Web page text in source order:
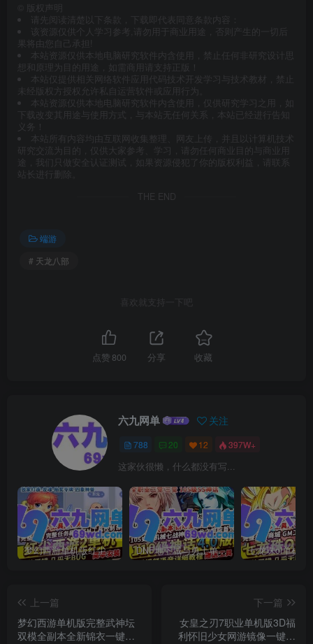
版权声明
请先阅读清楚以下条款，下载即代表同意条款内容：
该资源仅供个人学习参考,请勿用于商业用途，否则产生的一切后
果将由您自己承担!
本站资源仅供本地电脑研究软件内含使用，禁止任何非研究设计思
想和原理为目的用途，如需商用请支持正版！
本站仅提供相关网络软件应用代码技术开发学习与技术教材，禁止
未经版权方授权允许私自运营软件或应用行为。
本站资源仅供本地电脑研究软件内含使用，仅供研究学习之用，如
下载改变其用途与使用方式，与本站无任何关系，本站已经进行告知
义务！
本站所有内容均由互联网收集整理、网友上传，并且以计算机技术
研究交流为目的，仅供大家参考、学习，请勿任何商业目的与商业用
途，我们只做安全认证测试，如果资源侵犯了你的版权利益，请联系
站长进行删除。
THE END
端游
# 天龙八部
喜欢就支持一下吧
点赞 800 分享 收藏
六九网单 关注
788 20 12 397W+
这家伙很懒，什么都没有写...
梦幻西游单机版红尘西游2微变独家打造龙魂抽奖令牌四象神兽 DNF地下城与勇士单机版110级神话版4.0全主线任务龙之庭院机械七战神实验室
上一篇
梦幻西游单机版完整武神坛
双模全副本全新锦衣一键端
下一篇
女皇之刃7职业单机版3D福
利怀旧少女网游镜像一键端